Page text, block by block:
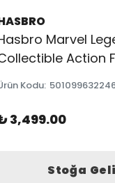
Marvel
Action
Kodu:
3,499.00
Stoğa